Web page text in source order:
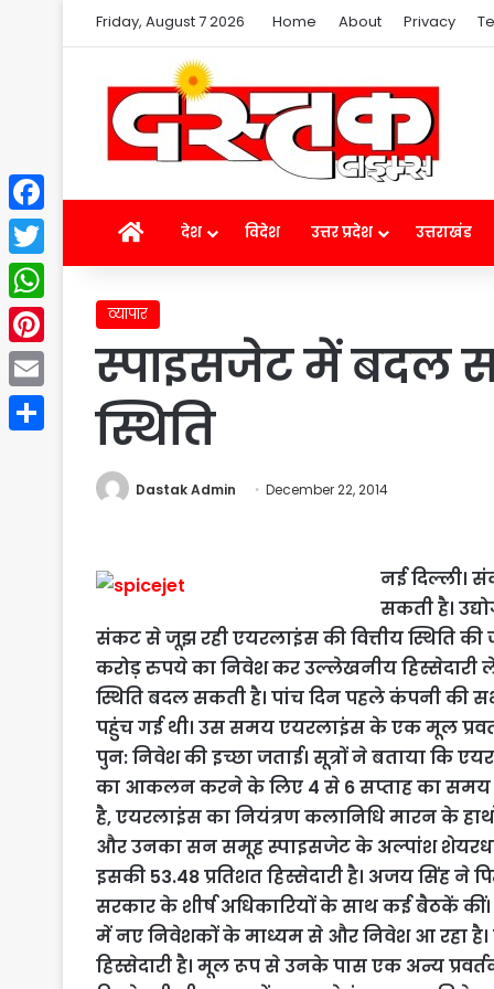
Friday, August 7 2026 Home About Privacy
Homeदेश विदेश उत्तर प्रदेश उत्तराखंड
व्यापार
स्पाइसजेट में बदल
स्थिति
Dastak Admin December 22, 2014
नई दिल्ली।
सकती है।
संकट से जूझ रही एयरलाइंस की वित्तीय स्थिति
करोड़ रुपये का निवेश कर उल्लेखनीय हिस्सेदारी
स्थिति बदल सकती है। पांच दिन पहले कंपनी की
पहुंच गई थी। उस समय एयरलाइंस के एक मूल
पुन: निवेश की इच्छा जताई। सूत्रों ने बताया कि
का आकलन करने के लिए 4 से 6 सप्ताह का समय
है, एयरलाइंस का नियंत्रण कलानिधि मारन के
और उनका सन समूह स्पाइसजेट के अल्पांश
इसकी 53.48 प्रतिशत हिस्सेदारी है। अजय सिंह
सरकार के शीर्ष अधिकारियों के साथ कई बैठकें
में नए निवेशकों के माध्यम से और निवेश आ रहा है।
हिस्सेदारी है। मूल रूप से उनके पास एक अन्य
Facebook
Twitter
WhatsApp
Pinterest
Email